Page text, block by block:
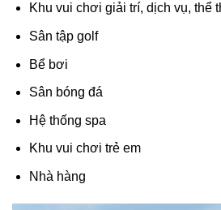
Khu vui chơi giải trí, dịch vụ, thể
Sân tập golf
Bể bơi
Sân bóng đá
Hệ thống spa
Khu vui chơi trẻ em
Nhà hàng